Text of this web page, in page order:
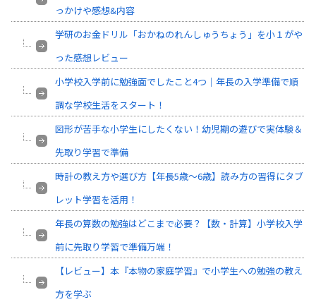
っかけや感想&内容
学研のお金ドリル「おかねのれんしゅうちょう」を小１がや
った感想レビュー
小学校入学前に勉強面でしたこと4つ｜年長の入学準備で順
調な学校生活をスタート！
図形が苦手な小学生にしたくない！幼児期の遊びで実体験＆
先取り学習で準備
時計の教え方や選び方【年長5歳～6歳】読み方の習得にタブ
レット学習を活用！
年長の算数の勉強はどこまで必要？【数・計算】小学校入学
前に先取り学習で準備万端！
【レビュー】本『本物の家庭学習』で小学生への勉強の教え
方を学ぶ